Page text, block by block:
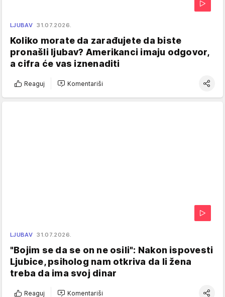
LJUBAV 31.07.2026.
Koliko morate da zarađujete da biste
pronašli ljubav? Amerikanci imaju odgovor,
a cifra će vas iznenaditi
Reaguj Komentariši
LJUBAV 31.07.2026.
"Bojim se da se on ne osili": Nakon ispovesti
Ljubice, psiholog nam otkriva da li žena
treba da ima svoj dinar
Reaguj Komentariši